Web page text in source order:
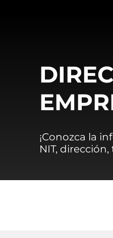
¡Conozca la
NIT,